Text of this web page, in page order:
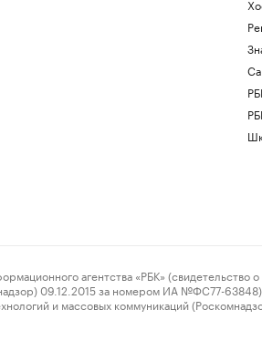
агентства «РБК» (свидетельство о
09.12.2015 за номером ИА №ФС77-63848)
и массовых коммуникаций